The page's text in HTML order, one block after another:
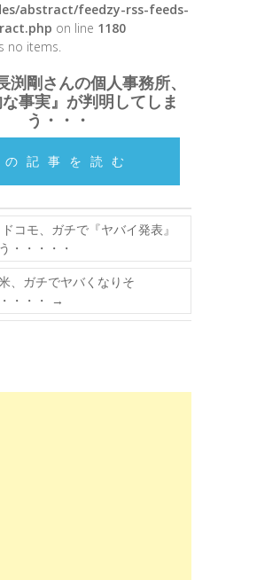
abstract/feedzy-rss-feeds-
on line 1180
no items.
渕剛さんの個人事務所、
な事実』が判明してしま
う・・・
の記事を読む
ドコモ、ガチで『ヤバイ発表』
・・・・・
、ガチでヤバくなりそ
・・・
→